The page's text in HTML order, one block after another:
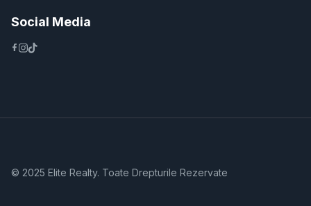
Social Media
© 2025 Elite Realty. Toate Drepturile Rezervate